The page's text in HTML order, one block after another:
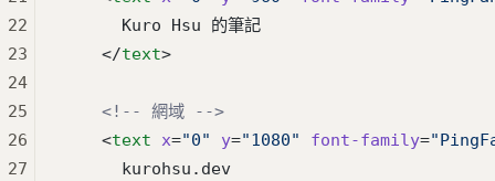
      Kuro Hsu 的筆記
    </
text>
    <!-- 網域 -->
    <
text x="0" y="1080" font-family=
      kurohsu.dev
22
23
24
25
26
27